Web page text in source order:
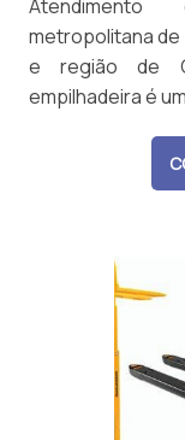
metropolitana de
e região de
empilhadeira é